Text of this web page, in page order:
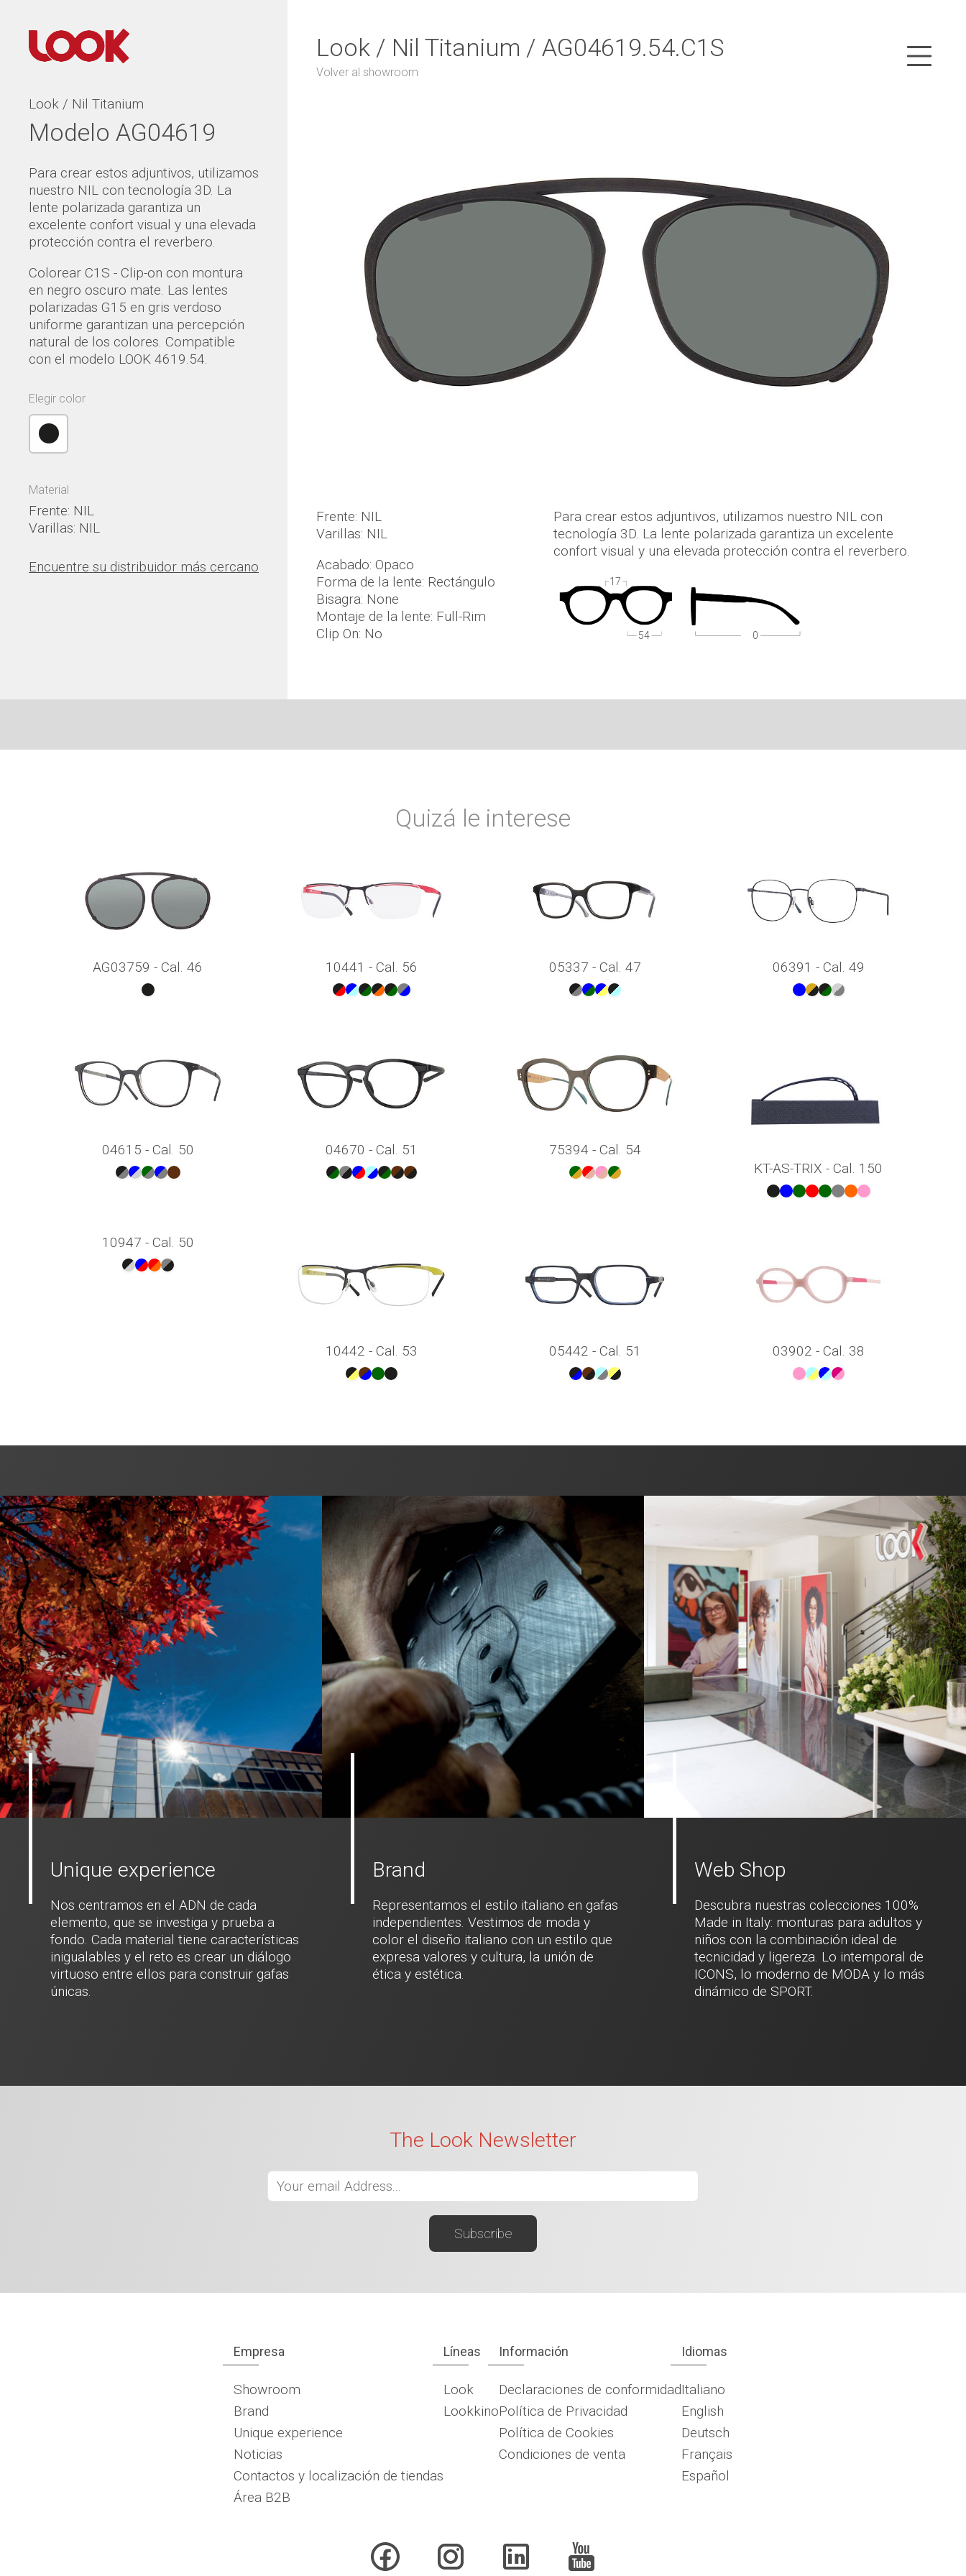
Look / Nil Titanium
Modelo AG04619
Para crear estos adjuntivos, utilizamos
nuestro NIL con tecnología 3D. La
lente polarizada garantiza un
excelente confort visual y una elevada
protección contra el reverbero.
Colorear C1S - Clip-on con montura
en negro oscuro mate. Las lentes
polarizadas G15 en gris verdoso
uniforme garantizan una percepción
natural de los colores. Compatible
con el modelo LOOK 4619.54.
Elegir color
Material
Frente: NIL
Varillas: NIL
Encuentre su distribuidor más cercano
Look / Nil Titanium / AG04619.54.C1S
Volver al showroom
Frente: NIL
Varillas: NIL
Acabado: Opaco
Forma de la lente: Rectángulo
Bisagra: None
Montaje de la lente: Full-Rim
Clip On: No
Para crear estos adjuntivos, utilizamos nuestro NIL con
tecnología 3D. La lente polarizada garantiza un excelente
confort visual y una elevada protección contra el reverbero.
54
17
0
Quizá le interese
AG03759 - Cal. 46 10441 - Cal. 56 05337 - Cal. 47 06391 - Cal. 49
04615 - Cal. 50 04670 - Cal. 51
75394 - Cal. 54
KT-AS-TRIX - Cal. 150
10947 - Cal. 50
10442 - Cal. 53 05442 - Cal. 51 03902 - Cal. 38
Unique experience
Nos centramos en el ADN de cada
elemento, que se investiga y prueba a
fondo. Cada material tiene características
inigualables y el reto es crear un diálogo
virtuoso entre ellos para construir gafas
únicas.
Brand
Representamos el estilo italiano en gafas
independientes. Vestimos de moda y
color el diseño italiano con un estilo que
expresa valores y cultura, la unión de
ética y estética.
Web Shop
Descubra nuestras colecciones 100%
Made in Italy: monturas para adultos y
niños con la combinación ideal de
tecnicidad y ligereza. Lo intemporal de
ICONS, lo moderno de MODA y lo más
dinámico de SPORT.
The Look Newsletter
Empresa
Showroom
Brand
Unique experience
Noticias
Contactos y localización de tiendas
Área B2B
Líneas
Look
Lookkino
Información
Declaraciones de conformidad
Política de Privacidad
Política de Cookies
Condiciones de venta
Idiomas
Italiano
English
Deutsch
Français
Español